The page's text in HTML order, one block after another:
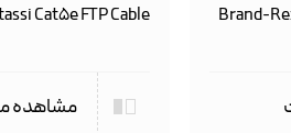
Brand-
Cat5e FTP Cable
مشاهده